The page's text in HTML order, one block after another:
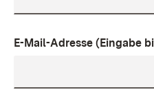
E-Mail-Adresse (Eingabe